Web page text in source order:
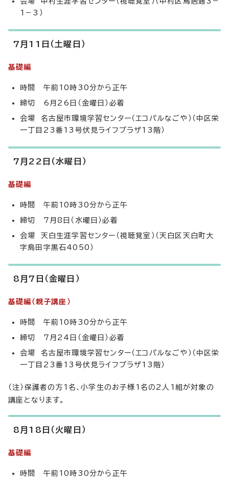
1－3）
7月11日（土曜日）
基礎編
時間 午前10時30分から正午
締切 6月26日（金曜日）必着
会場 名古屋市環境学習センター（エコパルなごや）（中区栄
一丁目23番13号伏見ライフプラザ13階）
7月22日（水曜日）
基礎編
時間 午前10時30分から正午
締切 7月8日（水曜日）必着
会場 天白生涯学習センター（視聴覚室）（天白区天白町大
字島田字黒石4050）
8月7日（金曜日）
基礎編（親子講座）
時間 午前10時30分から正午
締切 7月24日（金曜日）必着
会場 名古屋市環境学習センター（エコパルなごや）（中区栄
一丁目23番13号伏見ライフプラザ13階）
（注）保護者の方1名、小学生のお子様1名の2人1組が対象の
講座となります。
8月18日（火曜日）
基礎編
時間 午前10時30分から正午